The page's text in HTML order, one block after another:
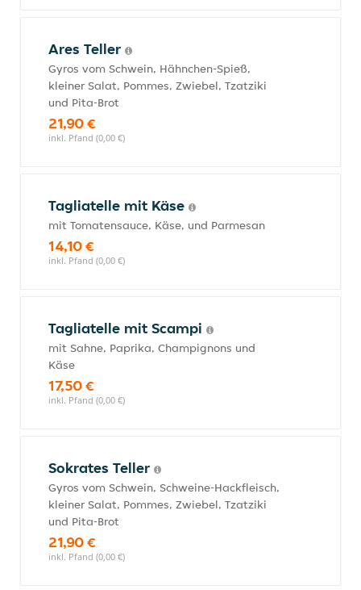
Ares Teller
Gyros vom Schwein, Hähnchen-Spieß,
kleiner Salat, Pommes, Zwiebel, Tzatziki
und Pita-Brot
21,90 €
inkl. Pfand (0,00 €)
Tagliatelle mit Käse
mit Tomatensauce, Käse, und Parmesan
14,10 €
inkl. Pfand (0,00 €)
Tagliatelle mit Scampi
mit Sahne, Paprika, Champignons und
Käse
17,50 €
inkl. Pfand (0,00 €)
Sokrates Teller
Gyros vom Schwein, Schweine-Hackfleisch,
kleiner Salat, Pommes, Zwiebel, Tzatziki
und Pita-Brot
21,90 €
inkl. Pfand (0,00 €)